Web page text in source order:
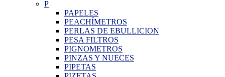
P
PAPELES
PEACHÍMETROS
PERLAS DE EBULLICION
PESA FILTROS
PIGNOMETROS
PINZAS Y NUECES
PIPETAS